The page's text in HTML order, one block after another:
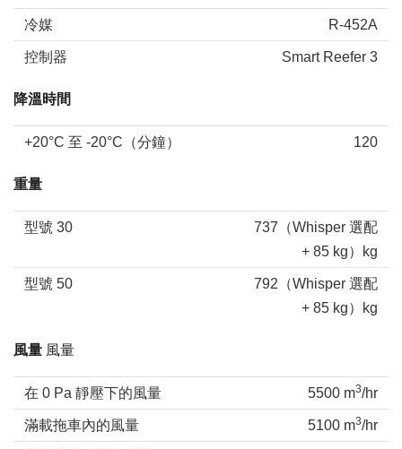
冷媒 R-452A
控制器 Smart Reefer 3
降溫時間
+20°C 至 -20°C（分鐘） 120
重量
型號 30
737（Whisper 選配
+ 85 kg）kg
型號 50
792（Whisper 選配
+ 85 kg）kg
風量 風量
在 0 Pa 靜壓下的風量 5500 m3/hr
滿載拖車內的風量 5100 m3/hr